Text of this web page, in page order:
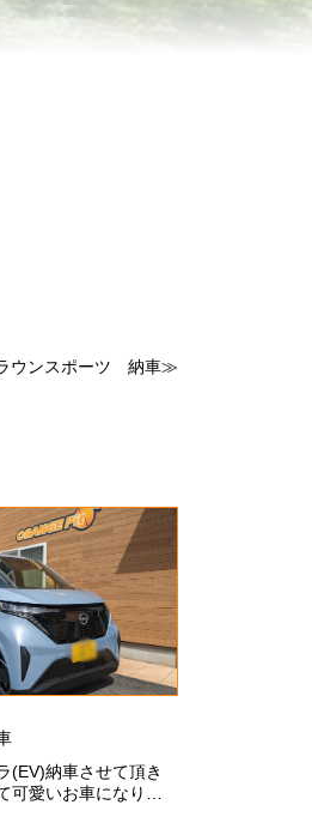
ウンスポーツ 納車≫
(EV)納車させて頂き
可愛いお車になりま